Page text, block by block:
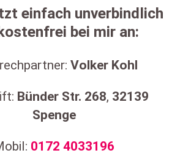
einfach unverbindlich
bei mir an:
Volker Kohl
Bünder Str. 268, 32139
Spenge
0172 4033196